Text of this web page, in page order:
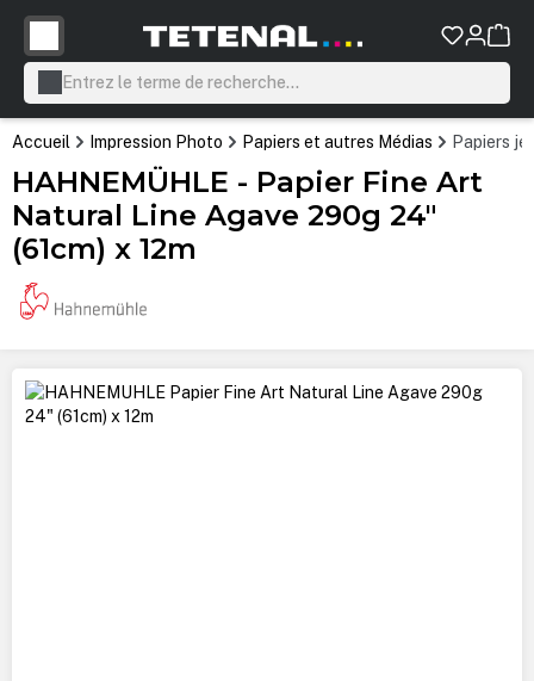
principal
Accueil Impression Photo Papiers et autres Médias Papiers
HAHNEMÜHLE - Papier Fine Art
Natural Line Agave 290g 24"
(61cm) x 12m
Ignorer la galerie d'images